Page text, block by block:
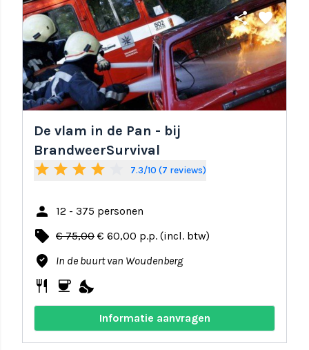
share favorite
De vlam in de Pan - bij
BrandweerSurvival
star star star star 7.3/10 (7 reviews)
person 12 - 375 personen
local_offer € 75,00 € 60,00 p.p. (incl. btw)
where_to_vote In de buurt van Woudenberg
restaurant coffee nights_stay
Informatie aanvragen